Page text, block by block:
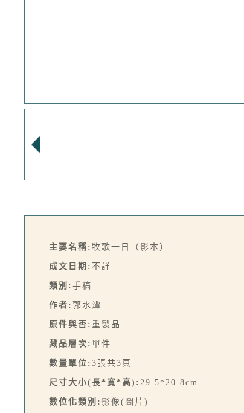
主要名稱: 牧歌一日（影本）
成文日期: 不詳
類別: 手稿
作者: 郭水潭
原件與否: 重製品
藏品層次: 單件
數量單位: 3張共3頁
尺寸大小(長*寬*高): 29.5*20.8cm
數位化類別: 影像(圖片)